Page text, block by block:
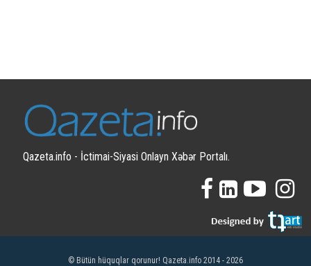
Qazeta.info - İctimai-Siyasi Onlayn Xəbər Portalı.
© Bütün hüquqlar qorunur! Qazeta.info 2014 - 2026